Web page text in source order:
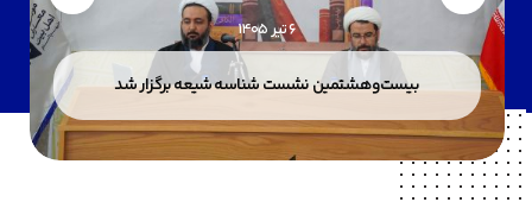
6 تیر 1405
بیست‌وهشتمین نشست شناسه شیعه برگزار شد